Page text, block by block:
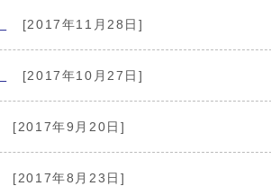
[2017年11月28日]
[2017年10月27日]
[2017年9月20日]
[2017年8月23日]